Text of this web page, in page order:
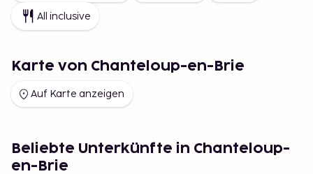
All inclusive
Karte von Chanteloup-en-Brie
Auf Karte anzeigen
Beliebte Unterkünfte in Chanteloup-
en-Brie